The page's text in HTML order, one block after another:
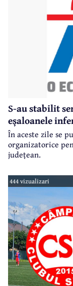
S-au stabilit
eșaloanele
În aceste zile se
organizatorice
județean.
444 vizualizari